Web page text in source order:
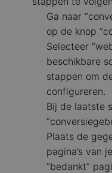
Ga naar
op de knop
Selecteer
beschikbare
stappen om
configureren.
Bij de laatste
Plaats de
pagina’s van
“bedankt”